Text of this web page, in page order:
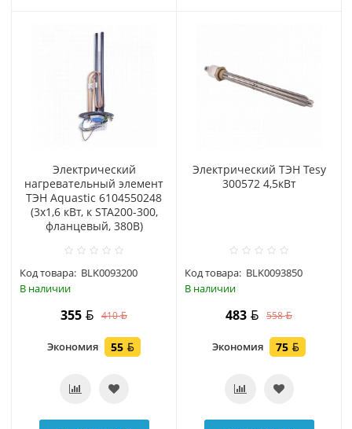
Электрический
нагревательный элемент
ТЭН Aquastic 6104550248
(3x1,6 кВт, к STA200-300,
фланцевый, 380В)
Код товара: BLK0093200
В наличии
355 410
Экономия 55
Электрический ТЭН Tesy
300572 4,5кВт
Код товара: BLK0093850
В наличии
483 558
Экономия 75